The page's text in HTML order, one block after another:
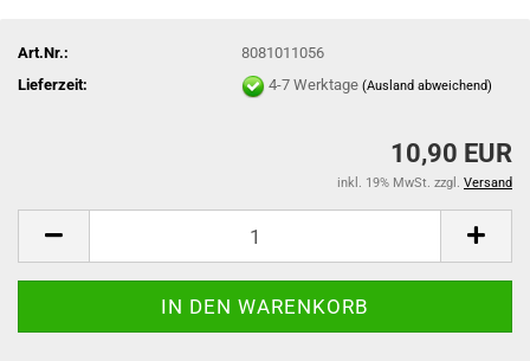
Art.Nr.:
8081011056
Lieferzeit:
4-7 Werktage(Ausland abweichend)
10,90 EUR
inkl. 19% MwSt. zzgl. Versand